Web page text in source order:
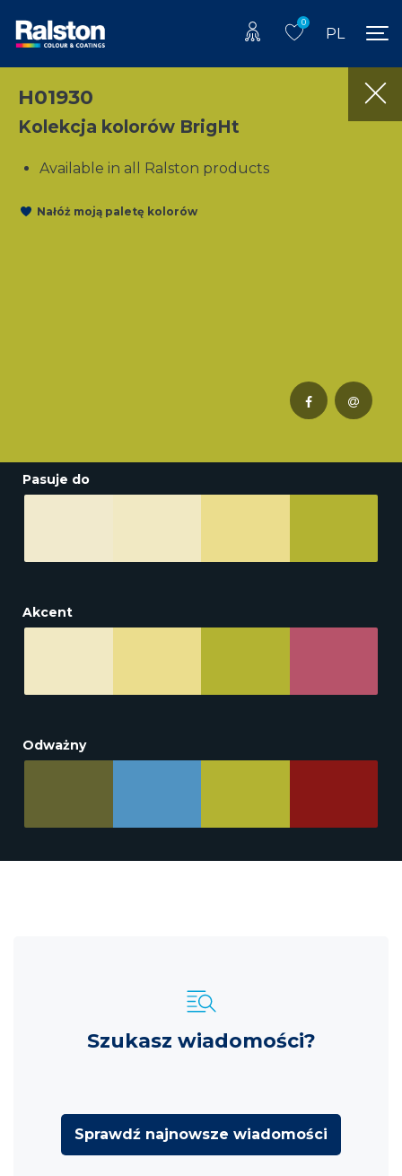
0
PL
H01930
Kolekcja kolorów BrigHt
Available in all Ralston products
Nałóż moją paletę kolorów
Pasuje do
Akcent
Odważny
Szukasz wiadomości?
Sprawdź najnowsze wiadomości